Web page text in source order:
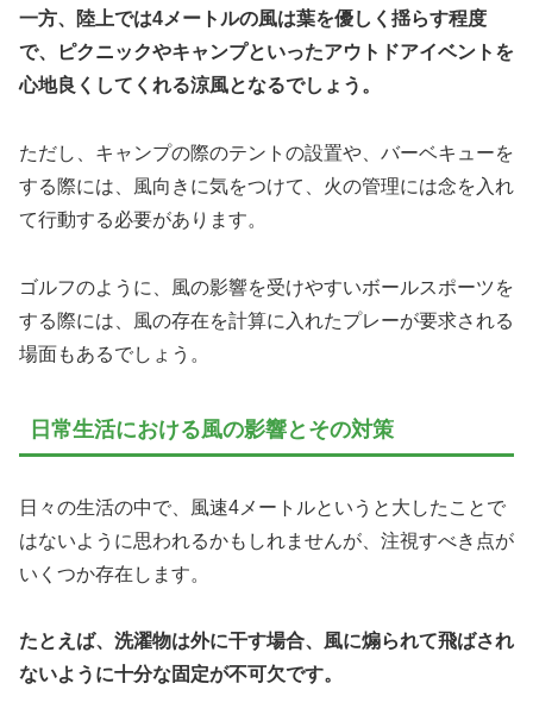
一方、陸上では4メートルの風は葉を優しく揺らす程度
で、ピクニックやキャンプといったアウトドアイベントを
心地良くしてくれる涼風となるでしょう。
ただし、キャンプの際のテントの設置や、バーベキューを
する際には、風向きに気をつけて、火の管理には念を入れ
て行動する必要があります。
ゴルフのように、風の影響を受けやすいボールスポーツを
する際には、風の存在を計算に入れたプレーが要求される
場面もあるでしょう。
日常生活における風の影響とその対策
日々の生活の中で、風速4メートルというと大したことで
はないように思われるかもしれませんが、注視すべき点が
いくつか存在します。
たとえば、洗濯物は外に干す場合、風に煽られて飛ばされ
ないように十分な固定が不可欠です。